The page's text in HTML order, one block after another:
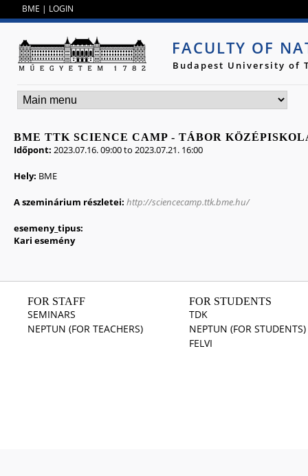
BME | LOGIN
FACULTY OF
Budapest University of
BME TTK SCIENCE CAMP - TÁBOR
Időpont: 2023.07.16. 09:00to 2023.07.21. 16:00
Hely: BME
A szeminárium részletei: http://sciencecamp.ttk.bme.hu/
esemeny_tipus:
Kari esemény
FOR STAFF
SEMINARS
NEPTUN (FOR TEACHERS)
FOR STUDENTS
TDK
NEPTUN (FOR STUDENTS)
FELVI